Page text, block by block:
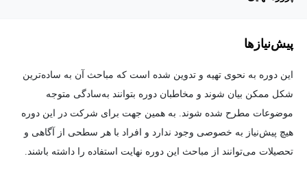
پیش‌نیاز‌ها
این دوره به نحوی تهیه و تدوین شده است که مباحث آن به ساده‌ترین
شکل ممکن بیان شوند و مخاطبان دوره بتوانند به‌سادگی متوجه
موضوعات مطرح شده شوند. به همین جهت برای شرکت در این دوره
هیچ پیش‌نیاز به خصوصی وجود ندارد و افراد با هر سطحی از آگاهی و
تحصیلات می‌توانند از مباحث این دوره نهایت استفاده را داشته باشند.